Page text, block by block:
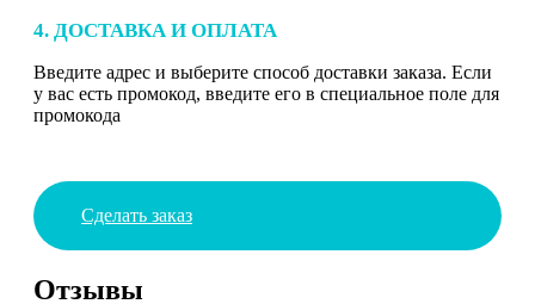
4. ДОСТАВКА И ОПЛАТА
Введите адрес и выберите способ доставки заказа. Если
у вас есть промокод, введите его в специальное поле для
промокода
Сделать заказ
Отзывы